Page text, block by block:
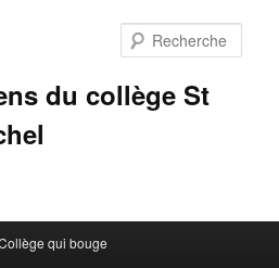
du collège St
qui bouge